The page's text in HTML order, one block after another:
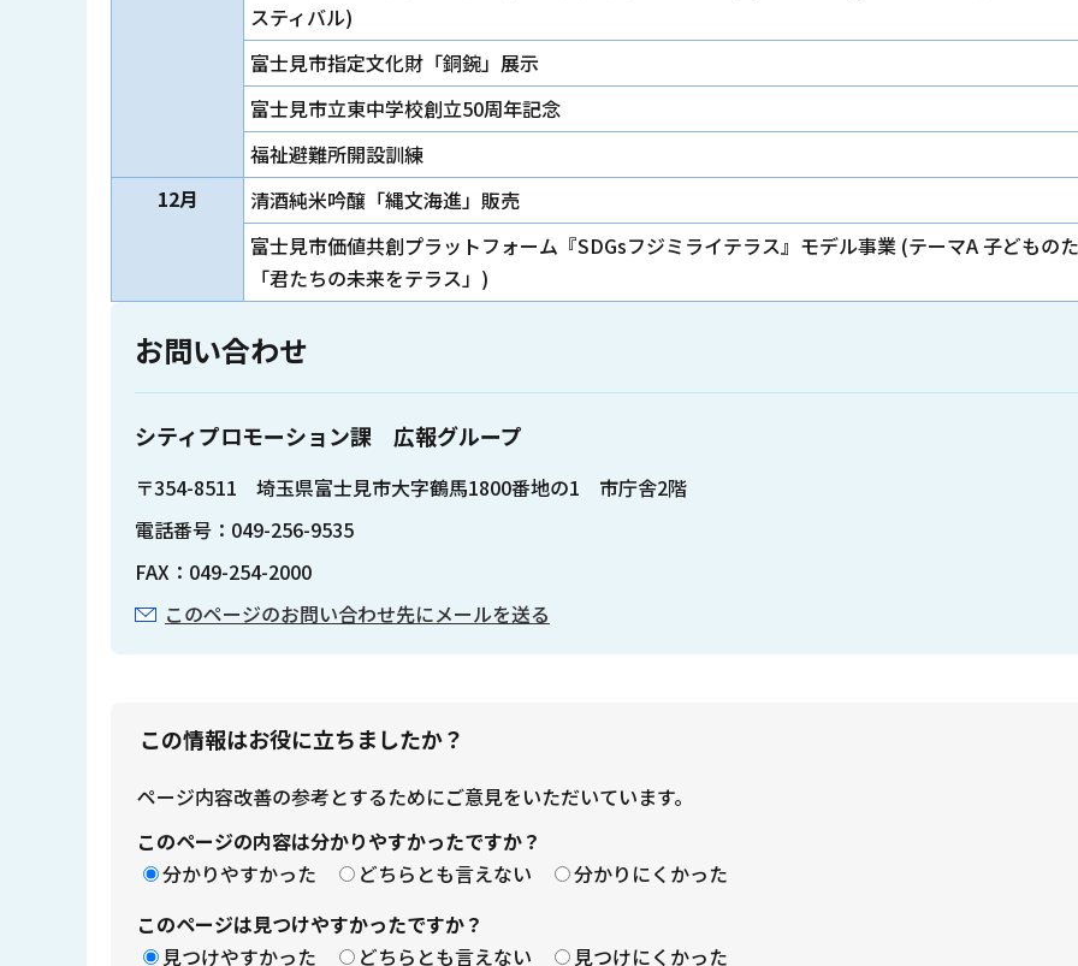
スティバル)
富士見市指定文化財「銅鋺」展示
富士見市立東中学校創立50周年記念
福祉避難所開設訓練
12月
清酒純米吟醸「縄文海進」販売
富士見市価値共創プラットフォーム『SDGsフジミライテラス』モデル事業 (テーマA 子どもの
「君たちの未来をテラス」)
お問い合わせ
シティプロモーション課 広報グループ
〒354-8511 埼玉県富士見市大字鶴馬1800番地の1 市庁舎2階
電話番号：049-256-9535
FAX：049-254-2000
このページのお問い合わせ先にメールを送る
この情報はお役に立ちましたか？
ページ内容改善の参考とするためにご意見をいただいています。
このページの内容は分かりやすかったですか？
分かりやすかった
どちらとも言えない
分かりにくかった
このページは見つけやすかったですか？
見つけやすかった
どちらとも言えない 見つけにくかった